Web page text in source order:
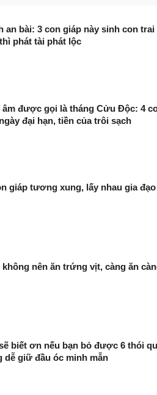
an bài: 3 con giáp này sinh con
phát tài phát lộc
âm được gọi là tháng Cửu Độc: 4
đại hạn, tiền của trôi sạch
giáp tương xung, lấy nhau gia
nên ăn trứng vịt, càng ăn
biết ơn nếu bạn bỏ được 6 thói
dễ giữ đầu óc minh mẫn